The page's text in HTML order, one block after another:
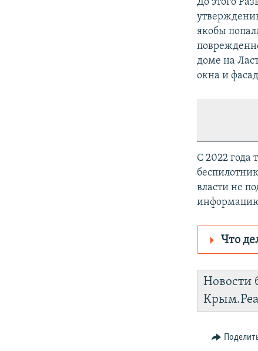
якобы
доме на
окна и
С 2022 года
власти не
информацию
Что
https://
Новости